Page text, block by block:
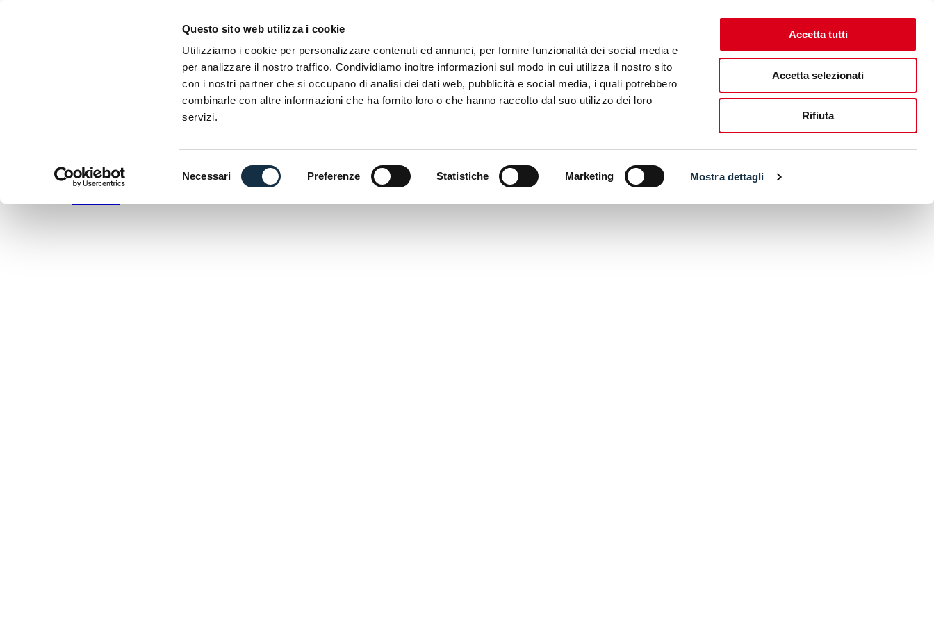
Questo sito web utilizza i cookie
Utilizziamo i cookie per personalizzare contenuti ed annunci, per fornire funzionalità dei social media e
per analizzare il nostro traffico. Condividiamo inoltre informazioni sul modo in cui utilizza il nostro sito
con i nostri partner che si occupano di analisi dei dati web, pubblicità e social media, i quali potrebbero
combinarle con altre informazioni che ha fornito loro o che hanno raccolto dal suo utilizzo dei loro
servizi.
Necessari Preferenze Statistiche Marketing Mostra dettagli
Accetta tutti
Accetta selezionati
Rifiuta
Esposizione internazionale delle due ruote
GMR64043
Dimensione: 1.41 MB
Creata: 09-11-2023
Aggiornato: 09-11-2023
EICMA utilizza